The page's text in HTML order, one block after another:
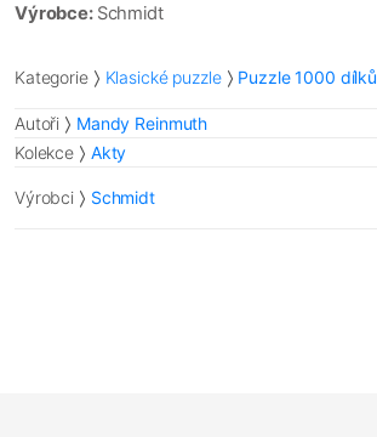
Výrobce: Schmidt
Kategorie Klasické puzzle Puzzle 1000 dílků
Autoři
Mandy Reinmuth
Kolekce
Akty
Výrobci Schmidt